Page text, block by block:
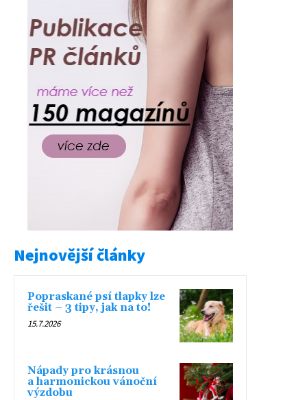
Nejnovější články
Popraskané psí tlapky lze
řešit – 3 tipy, jak na to!
15.7.2026
Nápady pro krásnou
a harmonickou vánoční
výzdobu